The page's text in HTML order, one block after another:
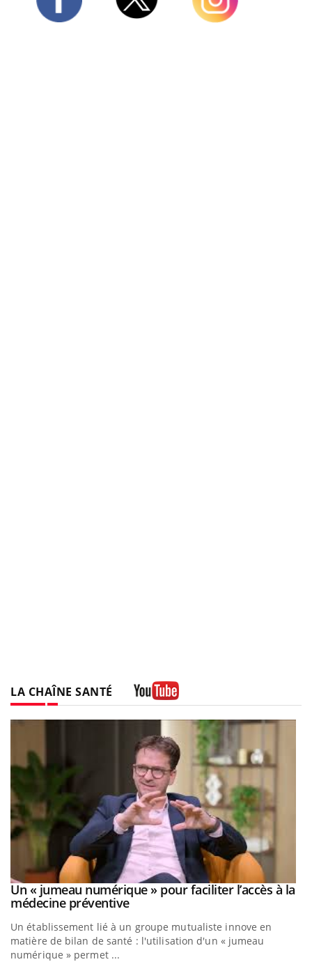
LA CHAÎNE SANTÉ
Youtube
Un « jumeau numérique » pour faciliter l’accès à la
médecine préventiveYoutube
Un établissement lié à un groupe mutualiste innove en
matière de bilan de santé : l'utilisation d'un « jumeau
numérique » permet ...